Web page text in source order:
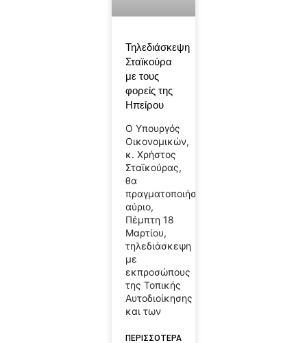
Τηλεδιάσκεψη
Σταϊκούρα
με τους
φορείς της
Ηπείρου
Ο Υπουργός
Οικονομικών,
κ. Χρήστος
Σταϊκούρας,
θα
πραγματοποιήσει
αύριο,
Πέμπτη 18
Μαρτίου,
τηλεδιάσκεψη
με
εκπροσώπους
της Τοπικής
Αυτοδιοίκησης
και των
ΠΕΡΙΣΣΟΤΕΡΑ